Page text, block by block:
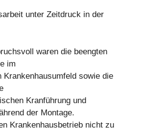
unter Zeitdruck in der
waren die beengten
im
Krankenhausumfeld sowie die
Kranführung und
der Montage.
Krankenhausbetrieb nicht zu